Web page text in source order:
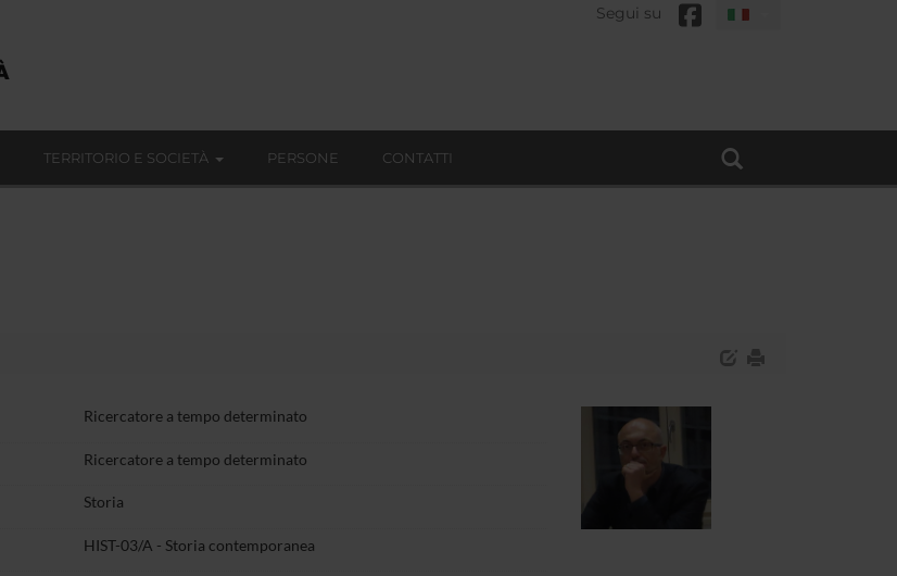
Segui su
TERRITORIO E SOCIETÀ PERSONE CONTATTI
Ricercatore a tempo determinato
Ricercatore a tempo determinato
Storia
HIST-03/A - Storia contemporanea